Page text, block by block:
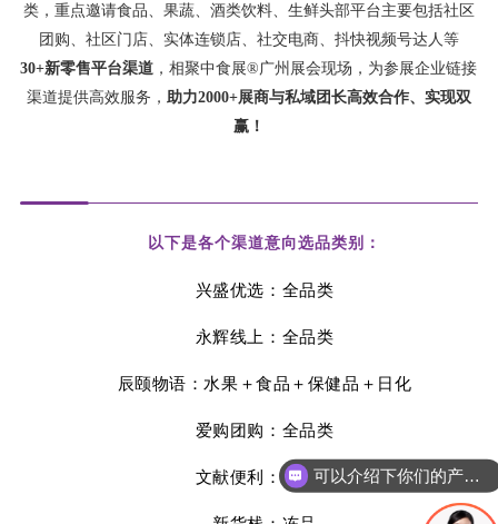
类，重点邀请食品、果蔬、酒类饮料、生鲜头部平台主要包括社区
团购、社区门店、实体连锁店、社交电商、抖快视频号达人等
30+新零售平台渠道 ，相聚中食展®广州展会现场，为参展企业链接
渠道提供高效服务， 助力2000+展商与私域团长高效合作、实现双
赢！
以下是各个渠道意向选品类别：
兴盛优选：全品类
永辉线上：全品类
辰颐物语：水果＋食品＋保健品＋日化
爱购团购：全品类
文献便利：全品类 可以介绍下你们的产品么